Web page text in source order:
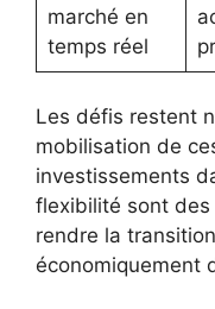
marché en
temps réel
Les défis restent
mobilisation de
investissements
flexibilité sont
rendre la
économiquement